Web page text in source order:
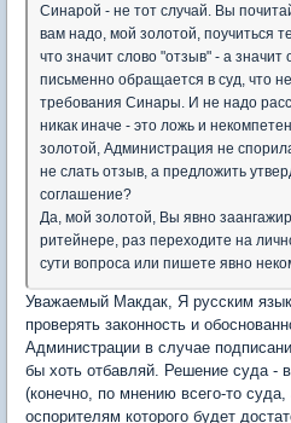
Синарой - не тот случай. Вы
вам надо, мой золотой, поучиться
что значит слово "отзыв" - а
письменно обращается в суд, что
требования Синары. И не надо
никак иначе - это ложь и
золотой, Администрация не
не слать отзыв, а предложить
соглашение?
Да, мой золотой, Вы явно
ритейнере, раз переходите на
сути вопроса или пишете явно
Уважаемый Макдак, Я русским
проверять законность и
Администрации в случае
бы хоть отбавляй. Решение суда -
(конечно, по мнению всего-то
оспорителям которого будет